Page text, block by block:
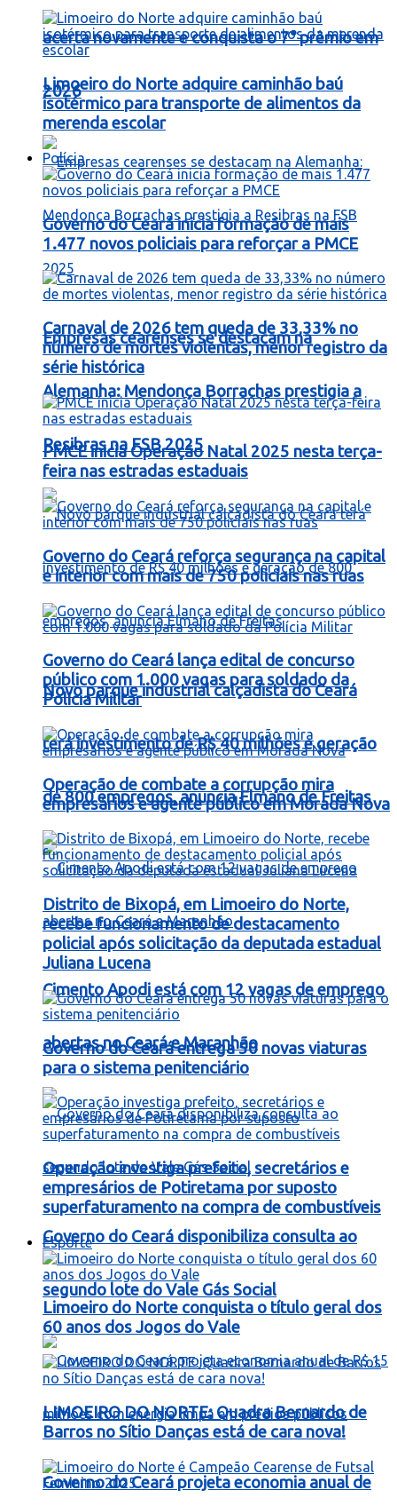
acerta novamente e conquista o 7° prêmio em
2026
Empresas cearenses se destacam na
Alemanha: Mendonça Borrachas prestigia a
Resibras na FSB 2025
Novo parque industrial calçadista do Ceará
terá investimento de R$ 40 milhões e geração
de 800 empregos, anuncia Elmano de Freitas
Cimento Apodi está com 12 vagas de emprego
abertas no Ceará e Maranhão
Governo do Ceará disponibiliza consulta ao
segundo lote do Vale Gás Social
Governo do Ceará projeta economia anual de
Limoeiro do Norte adquire caminhão baú
isotérmico para transporte de alimentos da
merenda escolar
Polícia
Governo do Ceará inicia formação de mais
1.477 novos policiais para reforçar a PMCE
Carnaval de 2026 tem queda de 33,33% no
número de mortes violentas, menor registro da
série histórica
PMCE inicia Operação Natal 2025 nesta terça-
feira nas estradas estaduais
Governo do Ceará reforça segurança na capital
e interior com mais de 750 policiais nas ruas
Governo do Ceará lança edital de concurso
público com 1.000 vagas para soldado da
Polícia Militar
Operação de combate a corrupção mira
empresários e agente público em Morada Nova
Distrito de Bixopá, em Limoeiro do Norte,
recebe funcionamento de destacamento
policial após solicitação da deputada estadual
Juliana Lucena
Governo do Ceará entrega 50 novas viaturas
para o sistema penitenciário
Operação investiga prefeito, secretários e
empresários de Potiretama por suposto
superfaturamento na compra de combustíveis
Esporte
Limoeiro do Norte conquista o título geral dos
60 anos dos Jogos do Vale
LIMOEIRO DO NORTE: Quadra Bernardo de
Barros no Sítio Danças está de cara nova!